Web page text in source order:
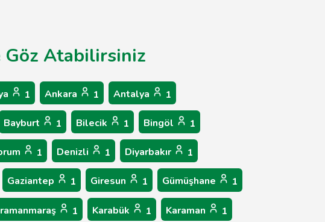
Atabilirsiniz
1 Ankara 1 Antalya 1
Bayburt 1 Bilecik 1 Bingöl 1
1 Denizli 1 Diyarbakır 1
Gaziantep 1 Giresun 1 Gümüşhane 1
1 Karabük 1 Karaman 1